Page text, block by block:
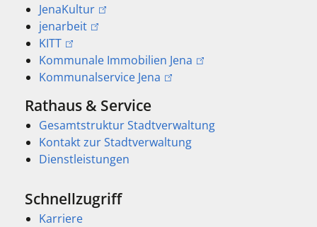
JenaKultur
jenarbeit
KITT
Kommunale Immobilien Jena
Kommunalservice Jena
Rathaus & Service
Gesamtstruktur Stadtverwaltung
Kontakt zur Stadtverwaltung
Dienstleistungen
Schnellzugriff
Karriere